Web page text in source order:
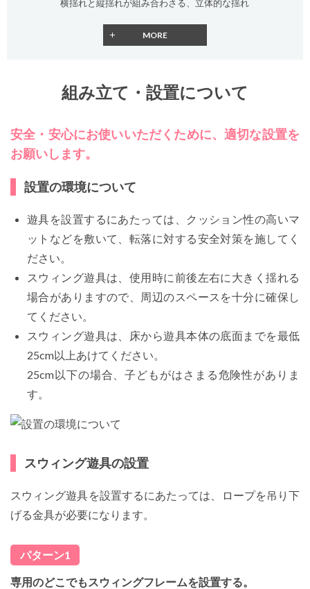
横揺れと縦揺れが組み合わさる、立体的な揺れ
組み立て・設置について
安全・安心にお使いいただくために、適切な設置を
お願いします。
設置の環境について
遊具を設置するにあたっては、クッション性の高いマ
ットなどを敷いて、転落に対する安全対策を施してく
ださい。
スウィング遊具は、使用時に前後左右に大きく揺れる
場合がありますので、周辺のスペースを十分に確保し
てください。
スウィング遊具は、床から遊具本体の底面までを最低
25cm以上あけてください。
25cm以下の場合、子どもがはさまる危険性がありま
す。
スウィング遊具の設置
スウィング遊具を設置するにあたっては、ロープを吊り下
げる金具が必要になります。
パターン1
専用のどこでもスウィングフレームを設置する。